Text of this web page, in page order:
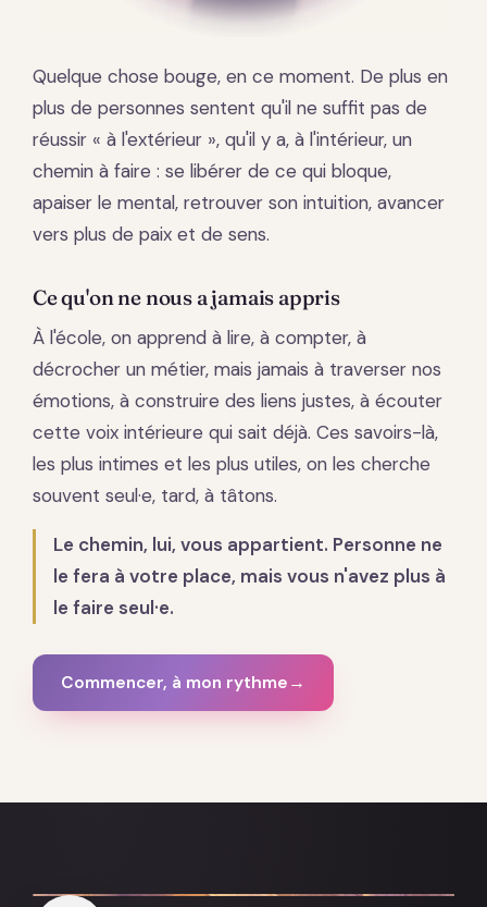
Quelque chose bouge, en ce moment. De plus en
plus de personnes sentent qu'il ne suffit pas de
réussir « à l'extérieur », qu'il y a, à l'intérieur, un
chemin à faire : se libérer de ce qui bloque,
apaiser le mental, retrouver son intuition, avancer
vers plus de paix et de sens.
Ce qu'on ne nous a jamais appris
À l'école, on apprend à lire, à compter, à
décrocher un métier, mais jamais à traverser nos
émotions, à construire des liens justes, à écouter
cette voix intérieure qui sait déjà. Ces savoirs-là,
les plus intimes et les plus utiles, on les cherche
souvent seul·e, tard, à tâtons.
Le chemin, lui, vous appartient. Personne ne
le fera à votre place, mais vous n'avez plus à
le faire seul·e.
Commencer, à mon rythme →